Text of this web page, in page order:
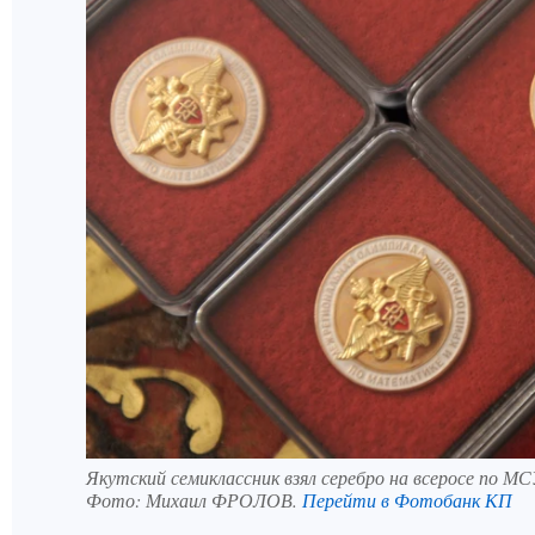
Якутский семиклассник взял серебро на всеросе по
Фото: Михаил ФРОЛОВ. Перейти в Фотобанк КП